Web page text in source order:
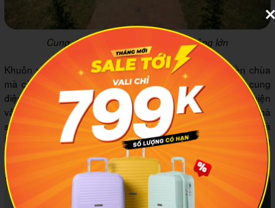
Cung điện Đại Hùng với phần sân rộng lớn
Khuôn viên Chùa Thiên Mụ không chỉ có kiến trúc đền chùa
mà còn lưu lại những di tích lịch sử quý giá. Ngay sau cung
điện Đại Hùng, bạn sẽ thấy tòa nhà trưng bày rất nhiều hiện
vật có giá trị, trong đó phải kể đến chiếc ô tô đã từng chở nhà
sư Thích Quảng Đức đến ngã tư đường Phan Đình Phùng và
Lê Văn Duyệt để tự thiêu, nhằm phản đối chính sách chống
tôn giáo của chính quyền Ngô Đình Diệm lúc bấy giờ.